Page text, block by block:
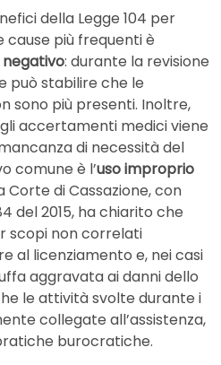
della Legge 104 per
cause più frequenti è
: durante la revisione
può stabilire che le
sono più presenti. Inoltre,
accertamenti medici viene
di necessità del
comune è l’uso improprio
Corte di Cassazione, con
del 2015, ha chiarito che
scopi non correlati
al licenziamento e, nei casi
aggravata ai danni dello
le attività svolte durante i
collegate all’assistenza,
burocratiche.